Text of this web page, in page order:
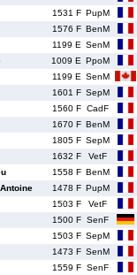
1531 F PupM
1576 F BenM
1199 E SenM
1009 E PpoM
1199 E SenM
1601 F SepM
1560 F CadF
1670 F BenM
1805 F SepM
1632 F
VetF
1558 F BenM
1478 F PupM
1503 F
VetF
1500 F SenF
1503 F SepM
1473 F SenM
1559 F SenF